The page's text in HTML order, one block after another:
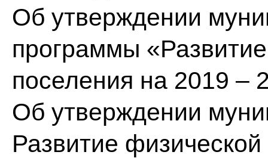
Об утверждении
программы
поселения на 2019 –
Об утверждении
Развитие